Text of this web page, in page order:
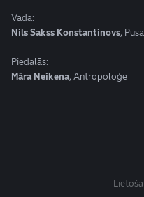
Vada:
Nils Sakss Konstantinovs,
Piedalās:
Māra Neikena, Antropoloģe